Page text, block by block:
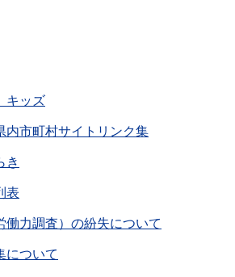
キッズ
内市町村サイトリンク集
き
表
働力調査）の紛失について
について